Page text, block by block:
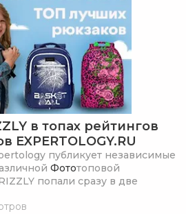
в топах рейтингов
публикует независимые
Фототоповой
попали сразу в две